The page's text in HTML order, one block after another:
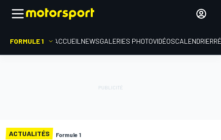
FORMULE 1 ACCUEIL NEWSGALERIES PHOTOVIDÉOSCALENDRIER
ACTUALITÉS Formule 1